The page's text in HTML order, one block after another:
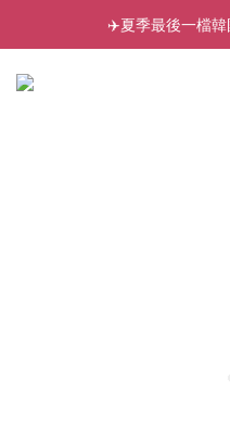
✈️夏季最後一檔